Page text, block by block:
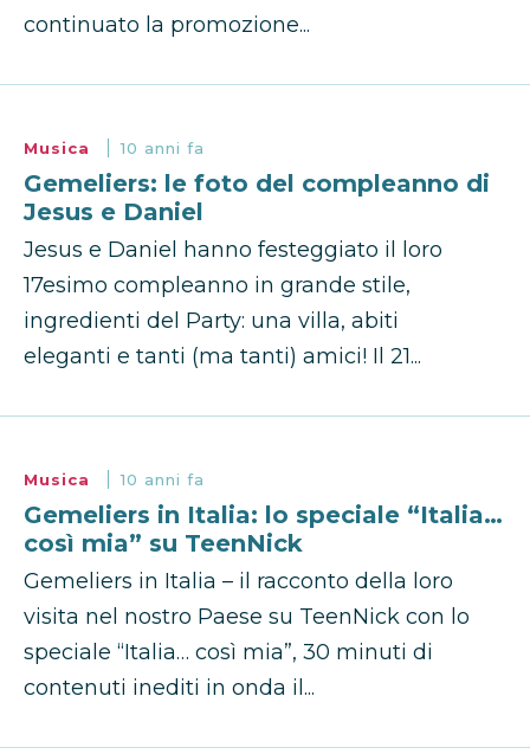
continuato la promozione...
Musica 10 anni fa
Gemeliers: le foto del compleanno di
Jesus e Daniel
Jesus e Daniel hanno festeggiato il loro
17esimo compleanno in grande stile,
ingredienti del Party: una villa, abiti
eleganti e tanti (ma tanti) amici! Il 21...
Musica 10 anni fa
Gemeliers in Italia: lo speciale “Italia…
così mia” su TeenNick
Gemeliers in Italia – il racconto della loro
visita nel nostro Paese su TeenNick con lo
speciale “Italia… così mia”, 30 minuti di
contenuti inediti in onda il...